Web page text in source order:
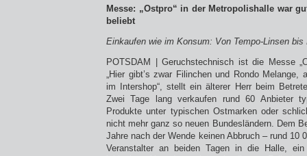
Messe: „Ostpro“ in der Metropolishalle war
beliebt
Einkaufen wie im Konsum: Von Tempo-Linsen
POTSDAM | Geruchstechnisch ist die Messe
„Hier gibt’s zwar Filinchen und Rondo Melange,
im Intershop“, stellt ein älterer Herr beim
Zwei Tage lang verkaufen rund 60 Anbieter
Produkte unter typischen Ostmarken oder
nicht mehr ganz so neuen Bundesländern. Dem
Jahre nach der Wende keinen Abbruch – rund 10
Veranstalter an beiden Tagen in die Halle, ein